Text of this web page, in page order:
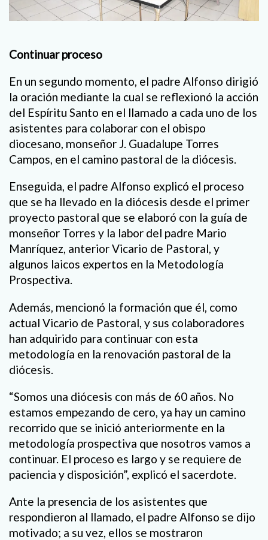
Continuar proceso
En un segundo momento, el padre Alfonso dirigió
la oración mediante la cual se reflexionó la acción
del Espíritu Santo en el llamado a cada uno de los
asistentes para colaborar con el obispo
diocesano, monseñor J. Guadalupe Torres
Campos, en el camino pastoral de la diócesis.
Enseguida, el padre Alfonso explicó el proceso
que se ha llevado en la diócesis desde el primer
proyecto pastoral que se elaboró con la guía de
monseñor Torres y la labor del padre Mario
Manríquez, anterior Vicario de Pastoral, y
algunos laicos expertos en la Metodología
Prospectiva.
Además, mencionó la formación que él, como
actual Vicario de Pastoral, y sus colaboradores
han adquirido para continuar con esta
metodología en la renovación pastoral de la
diócesis.
“Somos una diócesis con más de 60 años. No
estamos empezando de cero, ya hay un camino
recorrido que se inició anteriormente en la
metodología prospectiva que nosotros vamos a
continuar. El proceso es largo y se requiere de
paciencia y disposición”, explicó el sacerdote.
Ante la presencia de los asistentes que
respondieron al llamado, el padre Alfonso se dijo
motivado; a su vez, ellos se mostraron